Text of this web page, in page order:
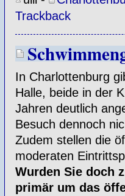
Trackback
In Charlottenburg
Halle, beide in der
Jahren deutlich
Besuch dennoch
Zudem stellen die
moderaten
Wurden Sie doch
primär um das